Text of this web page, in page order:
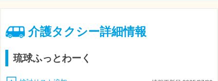
介護タクシー詳細情報
琉球ふっとわーく